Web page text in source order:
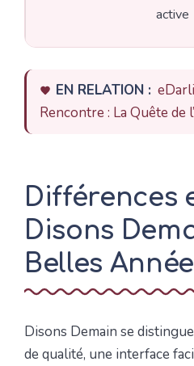
active
EN RELATION :
Rencontre : La Quête de
Différences
Disons
Belles
Disons Demain se
de qualité, une interface